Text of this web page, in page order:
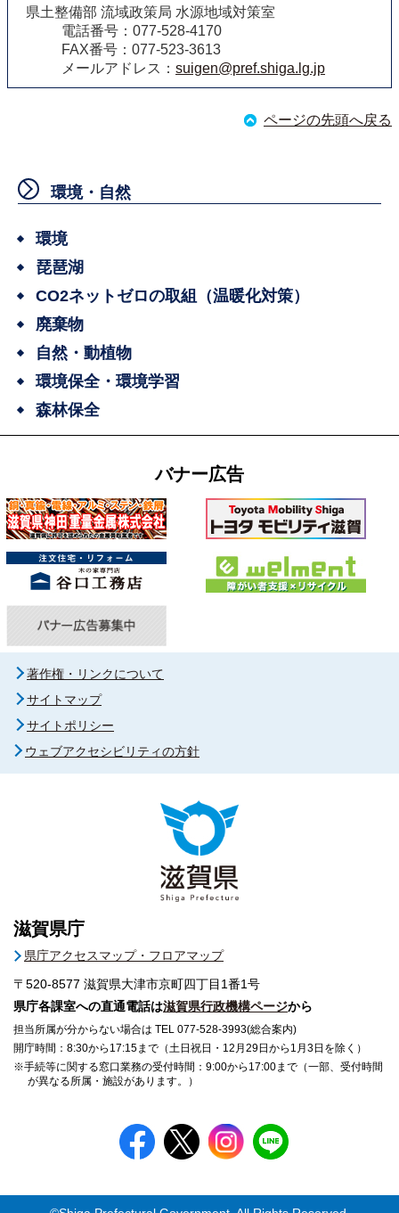
県土整備部 流域政策局 水源地域対策室
電話番号：077-528-4170
FAX番号：077-523-3613
メールアドレス： suigen@pref.shiga.lg.jp
ページの先頭へ戻る
環境・自然
環境
琵琶湖
CO2ネットゼロの取組（温暖化対策）
廃棄物
自然・動植物
環境保全・環境学習
森林保全
バナー広告
著作権・リンクについて
サイトマップ
サイトポリシー
ウェブアクセシビリティの方針
滋賀県庁
県庁アクセスマップ・フロアマップ
〒520-8577 滋賀県大津市京町四丁目1番1号
県庁各課室への直通電話は滋賀県行政機構ページから
担当所属が分からない場合は TEL 077-528-3993(総合案内)
開庁時間：8:30から17:15まで（土日祝日・12月29日から1月3日を除く）
※手続等に関する窓口業務の受付時間：9:00から17:00まで（一部、受付時間
が異なる所属・施設があります。）